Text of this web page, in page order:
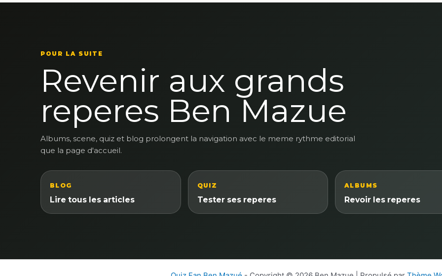
POUR LA SUITE
Revenir aux grands
reperes Ben Mazue
Albums, scene, quiz et blog prolongent la navigation avec le meme rythme editorial
que la page d'accueil.
BLOG
Lire tous les articles
QUIZ
Tester ses reperes
ALBUMS
Revoir les reperes